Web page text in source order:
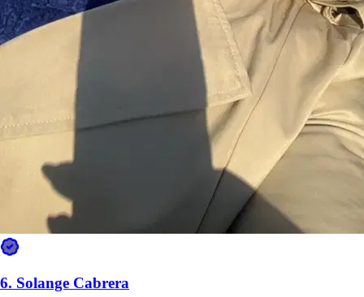
JolieAffenpinscher
6. Solange Cabrera